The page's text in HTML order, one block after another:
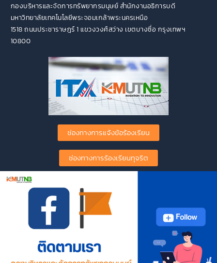
กองบริหารและจัดการทรัพยากรมนุษย์ สำนักงานอธิการบดี
มหาวิทยาลัยเทคโนโลยีพระจอมเกล้าพระนครเหนือ
1518 ถนนประชาราษฎร์ 1 แขวงวงศ์สว่าง เขตบางซื่อ กรุงเทพฯ
10800
ช่องทางการแจ้งข้อร้องเรียน
ช่องทางการร้องเรียนทุจริต